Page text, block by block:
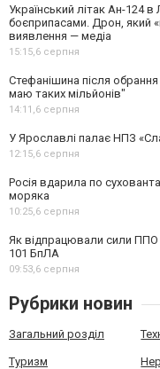
Український літак Ан-124
боєприпасами. Дрон, який
виявлення — медіа
15:15,6 серпня
Стефанішина після
маю таких мільйонів"
14:11,6 серпня
У Ярославлі палає НПЗ
12:15,6 серпня
Росія вдарила по
моряка
10:25,6 серпня
Як відпрацювали сили ППО
101 БпЛА
09:53,6 серпня
Рубрики новин
Загальний розділ
Туризм